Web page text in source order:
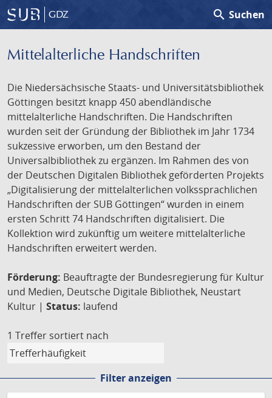
GDZ search Suchen
Mittelalterliche Handschriften
Die Niedersächsische Staats- und Universitätsbibliothek
Göttingen besitzt knapp 450 abendländische
mittelalterliche Handschriften. Die Handschriften
wurden seit der Gründung der Bibliothek im Jahr 1734
sukzessive erworben, um den Bestand der
Universalbibliothek zu ergänzen. Im Rahmen des von
der Deutschen Digitalen Bibliothek geförderten Projekts
„Digitalisierung der mittelalterlichen volkssprachlichen
Handschriften der SUB Göttingen“ wurden in einem
ersten Schritt 74 Handschriften digitalisiert. Die
Kollektion wird zukünftig um weitere mittelalterliche
Handschriften erweitert werden.
Förderung: Beauftragte der Bundesregierung für Kultur
und Medien, Deutsche Digitale Bibliothek, Neustart
Kultur | Status: laufend
1 Treffer sortiert nach
Filter anzeigen